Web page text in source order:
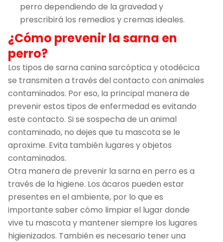
perro dependiendo de la gravedad y
prescribirá los remedios y cremas ideales.
¿Cómo prevenir la sarna en
perro?
Los tipos de sarna canina sarcóptica y otodécica
se transmiten a través del contacto con animales
contaminados. Por eso, la principal manera de
prevenir estos tipos de enfermedad es evitando
este contacto. Si se sospecha de un animal
contaminado, no dejes que tu mascota se le
aproxime. Evita también lugares y objetos
contaminados.
Otra manera de prevenir la sarna en perro es a
través de la higiene. Los ácaros pueden estar
presentes en el ambiente, por lo que es
importante saber cómo limpiar el lugar donde
vive tu mascota y mantener siempre los lugares
higienizados. También es necesario tener una